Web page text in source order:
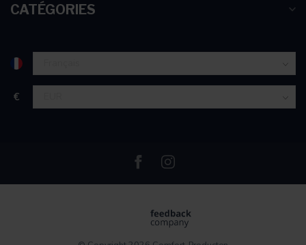
CATÉGORIES
€